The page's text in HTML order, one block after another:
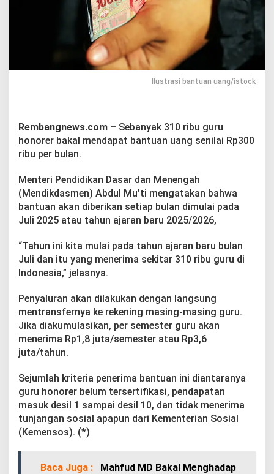
r
u
H
n
r
k
l
p
a
B
a
t
u
p
3
0
R
u
Ilustrasi bantuan uang/istock
Rembangnews.com – Sebanyak 310 ribu guru
honorer bakal mendapat bantuan uang senilai Rp300
ribu per bulan.
Menteri Pendidikan Dasar dan Menengah
(Mendikdasmen) Abdul Mu’ti mengatakan bahwa
bantuan akan diberikan setiap bulan dimulai pada
Juli 2025 atau tahun ajaran baru 2025/2026,
“Tahun ini kita mulai pada tahun ajaran baru bulan
Juli dan itu yang menerima sekitar 310 ribu guru di
Indonesia,” jelasnya.
Penyaluran akan dilakukan dengan langsung
mentransfernya ke rekening masing-masing guru.
Jika diakumulasikan, per semester guru akan
menerima Rp1,8 juta/semester atau Rp3,6
juta/tahun.
Sejumlah kriteria penerima bantuan ini diantaranya
guru honorer belum tersertifikasi, pendapatan
masuk desil 1 sampai desil 10, dan tidak menerima
tunjangan sosial apapun dari Kementerian Sosial
(Kemensos). (*)
Baca Juga :
Mahfud MD Bakal Menghadap